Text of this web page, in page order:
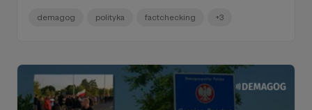
przyjrzeliśmy się dezinformacji wokół zmian klimatu
szukajac odpowiedzi, dlaczego tak łatwo jest manipulować
demagog polityka factchecking +3